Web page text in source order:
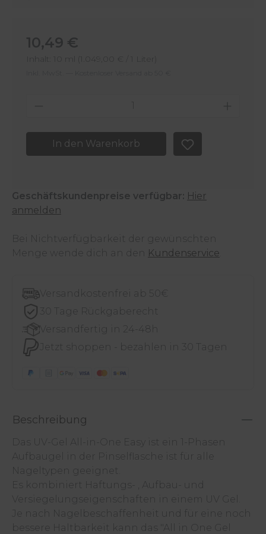
Regulärer Preis:
10,49 €
Inhalt: (1.049,00 € / 1 Liter)
Produkt Anzahl: Gib den
In den Warenkorb
Geschäftskundenpreise verfügbar: Hier
anmelden
Bei Nichtverfügbarkeit der gewünschten
Menge wende dich an den
Kundenservice
Versandkostenfrei ab 50€
30 Tage Rückgaberecht
Versandfertig in 24-48h
Jetzt shoppen - bezahlen in 30 Tagen
Beschreibung
Das UV-Gel All-in-One Easy ist ein 1-Phasen
Aufbaugel in der Pinselflasche ist für alle
Nageltypen geeignet.
Es kombiniert Haftungs- , Aufbau- und
Versiegelungseigenschaften in einem UV Gel.
Je nach Nagelbeschaffenheit und für eine noch
bessere Haltbarkeit kann das "All in One Gel